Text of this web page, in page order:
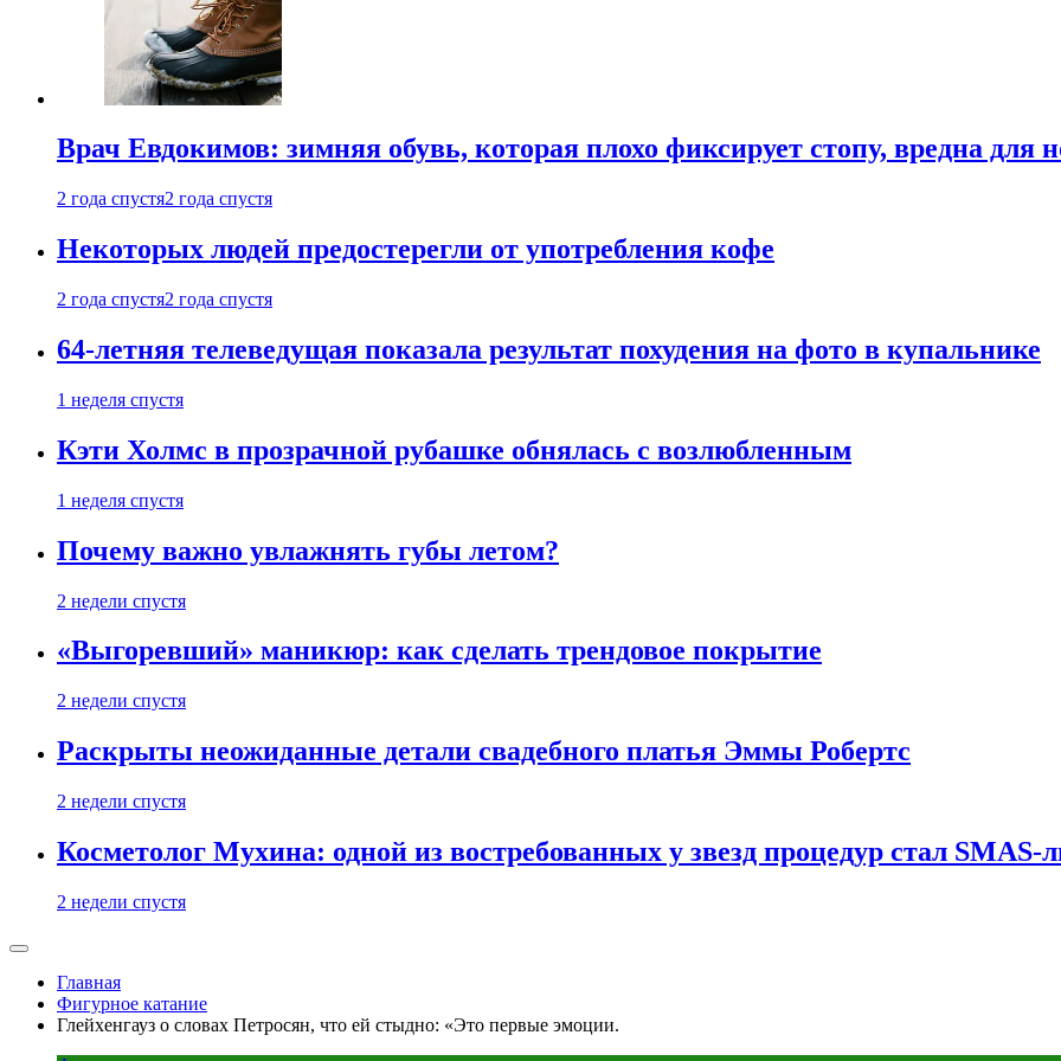
Врач Евдокимов: зимняя обувь, которая плохо фиксирует стопу, вредна для
2 года спустя2 года спустя
Некоторых людей предостерегли от употребления кофе
2 года спустя2 года спустя
64-летняя телеведущая показала результат похудения на фото в купальнике
1 неделя спустя
Кэти Холмс в прозрачной рубашке обнялась с возлюбленным
1 неделя спустя
Почему важно увлажнять губы летом?
2 недели спустя
«Выгоревший» маникюр: как сделать трендовое покрытие
2 недели спустя
Раскрыты неожиданные детали свадебного платья Эммы Робертс
2 недели спустя
Косметолог Мухина: одной из востребованных у звезд процедур стал SMAS-
2 недели спустя
Главная
Фигурное катание
Глейхенгауз о словах Петросян, что ей стыдно: «Это первые эмоции.